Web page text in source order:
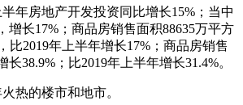
年房地产开发投资同比增长15%；当中
增长17%；商品房销售面积88635万平方
比2019年上半年增长17%；商品房销售
长38.9%；比2019年上半年增长31.4%。
热的楼市和地市。